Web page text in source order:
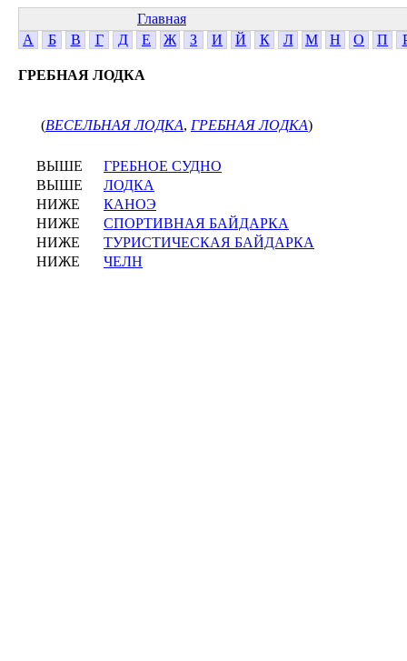
Главная
А
Б В Г Д Е Ж З И Й К Л М Н О П
ГРЕБНАЯ ЛОДКА
(ВЕСЕЛЬНАЯ ЛОДКА, ГРЕБНАЯ ЛОДКА)
ВЫШЕ
ГРЕБНОЕ СУДНО
ВЫШЕ
ЛОДКА
НИЖЕ
КАНОЭ
НИЖЕ
СПОРТИВНАЯ БАЙДАРКА
НИЖЕ
ТУРИСТИЧЕСКАЯ БАЙДАРКА
НИЖЕ
ЧЕЛН